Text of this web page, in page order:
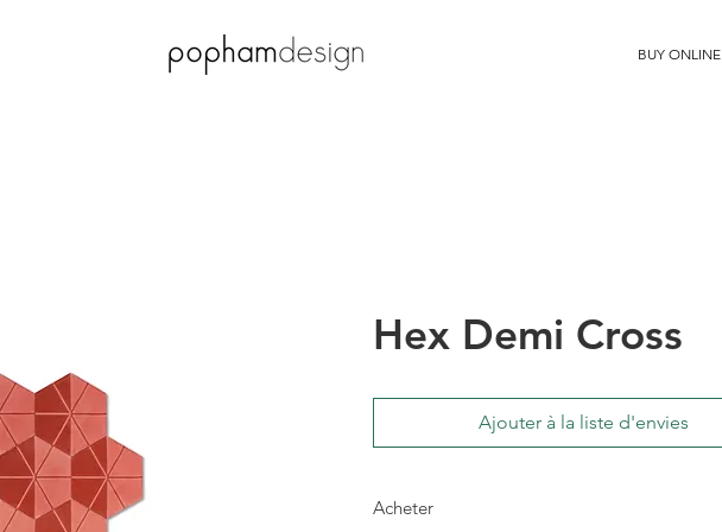
BUY ONLINE
Hex Demi Cross
Ajouter à la liste d'envies
Acheter